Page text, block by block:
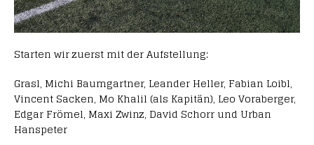
Starten wir zuerst mit der Aufstellung:
Grasl, Michi Baumgartner, Leander Heller, Fabian Loibl,
Vincent Sacken, Mo Khalil (als Kapitän), Leo Voraberger,
Edgar Frömel, Maxi Zwinz, David Schorr und Urban
Hanspeter